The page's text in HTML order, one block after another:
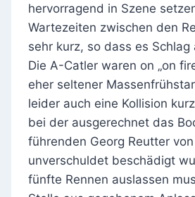
hervorragend in Szene
Wartezeiten zwischen den
sehr kurz, so dass es Schlag
Die A-Catler waren on „on
eher seltener
leider auch eine Kollision
bei der ausgerechnet das
führenden Georg Reutter
unverschuldet beschädigt
fünfte Rennen auslassen